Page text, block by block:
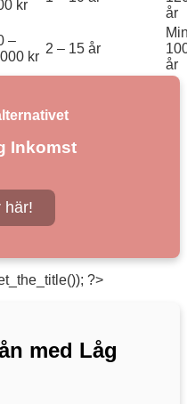
kr
år
–
kr
2 – 15 år
år
Inkomst
här!
med Låg